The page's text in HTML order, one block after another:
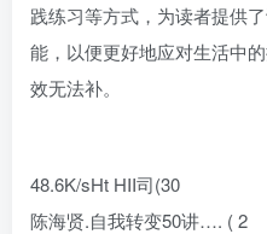
践练习等方式，为读者提供
能，以便更好地应对生活中
效无法补。
48.6K/sHt HII司(30
陈海贤.自我转变50讲…. ( 2